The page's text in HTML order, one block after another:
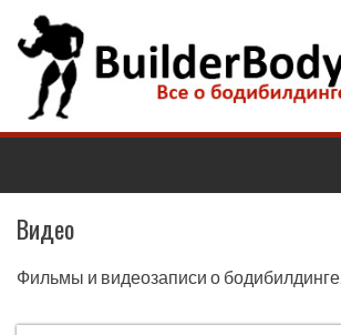
Наверх
Видео
Фильмы и видеозаписи о бодибилдинге.